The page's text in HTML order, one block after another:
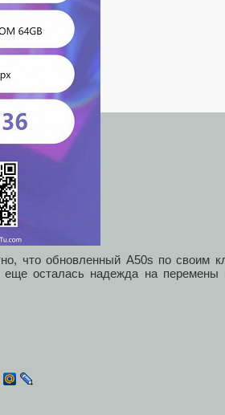
что обновленный A50s по своим
еще осталась надежда на перемены